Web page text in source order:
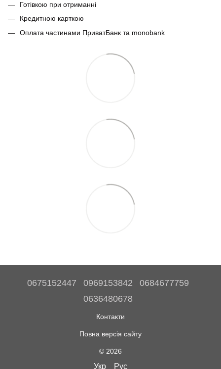
Готівкою при отриманні
Кредитною карткою
Оплата частинами ПриватБанк та monobank
0675152447 0969153842
0684677759
0636480678
Контакти
Повна версія сайту
© 2026
Укр Рус